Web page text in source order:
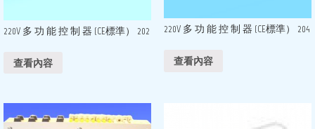
220V 多 功 能 控 制 器 (CE標準） 202
查看內容
220V 多 功 能 控 制 器 (CE標準） 204
查看內容